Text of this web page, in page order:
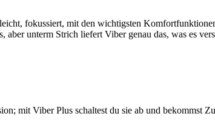
fokussiert, mit den wichtigsten
unterm Strich liefert Viber genau das, was es
mit Viber Plus schaltest du sie ab und bekommst